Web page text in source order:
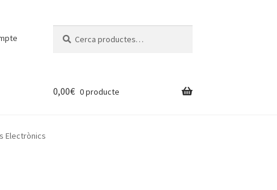
0,00€ 0 producte
Electrònics